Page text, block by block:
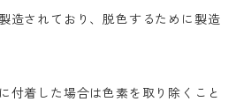
造されており、脱色するために製造
付着した場合は色素を取り除くこと